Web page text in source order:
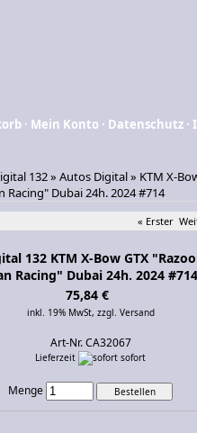
· Mein Konto · Datenschutz·
132» Autos Digital» KTM X-
Racing" Dubai 24h. 2024 #714
« Erster
132 KTM X-Bow GTX
Racing" Dubai 24h. 2024 #714
75,84 €
inkl. 19% MwSt, zzgl. Versand
Art-Nr. CA32067
Lieferzeit sofort
Menge